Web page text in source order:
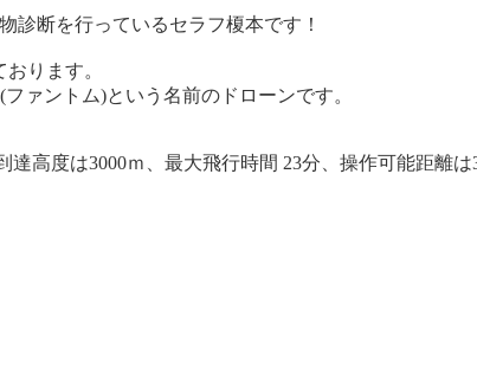
診断を行っているセラフ榎本です！
ります。
ァントム)という名前のドローンです。
達高度は3000ｍ、最大飛行時間 23分、操作可能距離は